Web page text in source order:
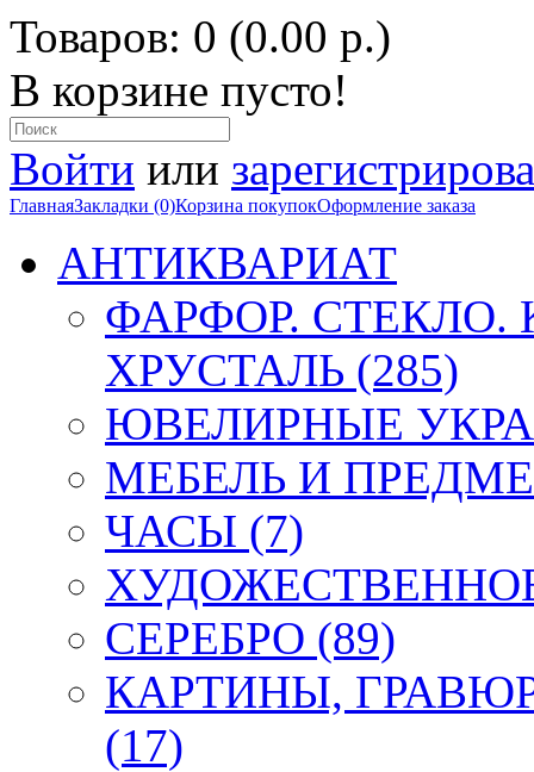
Товаров: 0 (0.00 р.)
В корзине пусто!
Войти или
ГлавнаяЗакладки (0)Корзина покупокОформление заказа
АНТИКВАРИАТ
ФАРФОР.
ХРУСТАЛЬ (285)
ЮВЕЛИРНЫЕ
МЕБЕЛЬ И
ЧАСЫ (7)
СЕРЕБРО (89)
КАРТИНЫ,
(17)